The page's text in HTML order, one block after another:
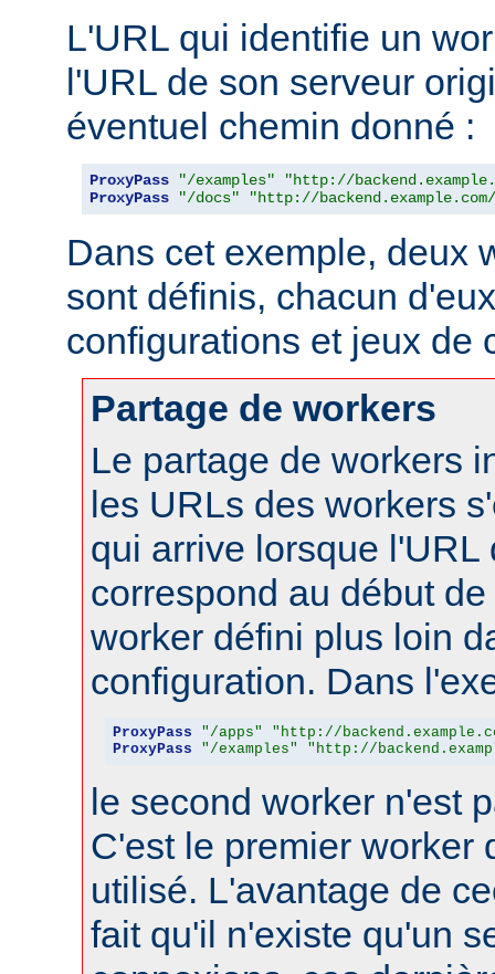
L'URL qui identifie un
l'URL de son serveur
éventuel chemin donné :
ProxyPass "/examples"
"http://
ProxyPass
"/docs" "http://
Dans cet exemple, deux
sont définis, chacun
configurations et jeux de
Partage de workers
Le partage de workers
les URLs des workers
qui arrive lorsque l'URL
correspond au début
worker défini plus loin
configuration. Dans
ProxyPass "/apps"
"http://
ProxyPass
"/examples" "http://
le second worker n'est
C'est le premier worker
utilisé. L'avantage de
fait qu'il n'existe qu'un